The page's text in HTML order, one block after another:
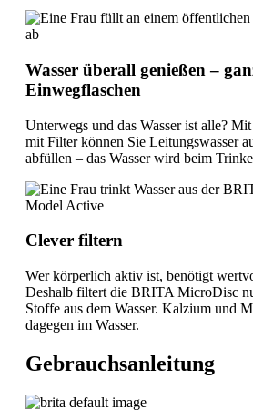
Wasser überall genießen –
Einwegflaschen
Unterwegs und das Wasser ist alle?
mit Filter können Sie Leitungswasser
abfüllen – das Wasser wird beim
Clever filtern
Wer körperlich aktiv ist, benötigt
Deshalb filtert die BRITA MicroDisc
Stoffe aus dem Wasser. Kalzium und
dagegen im Wasser.
Gebrauchsanleitung